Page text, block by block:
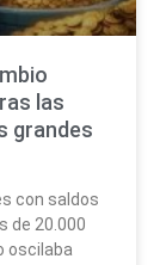
las
grandes
con saldos
de 20.000
oscilaba